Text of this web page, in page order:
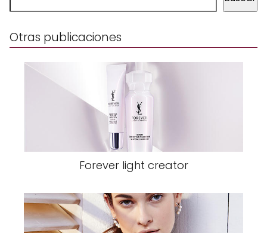
Otras publicaciones
Forever light creator